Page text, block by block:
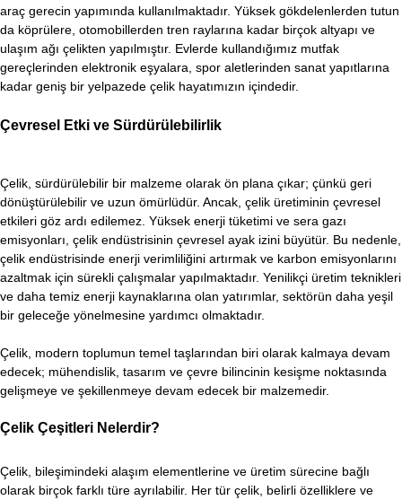
araç gerecin yapımında kullanılmaktadır. Yüksek gökdelenlerden tutun
da köprülere, otomobillerden tren raylarına kadar birçok altyapı ve
ulaşım ağı çelikten yapılmıştır. Evlerde kullandığımız mutfak
gereçlerinden elektronik eşyalara, spor aletlerinden sanat yapıtlarına
kadar geniş bir yelpazede çelik hayatımızın içindedir.
Çevresel Etki ve Sürdürülebilirlik
Çelik, sürdürülebilir bir malzeme olarak ön plana çıkar; çünkü geri
dönüştürülebilir ve uzun ömürlüdür. Ancak, çelik üretiminin çevresel
etkileri göz ardı edilemez. Yüksek enerji tüketimi ve sera gazı
emisyonları, çelik endüstrisinin çevresel ayak izini büyütür. Bu nedenle,
çelik endüstrisinde enerji verimliliğini artırmak ve karbon emisyonlarını
azaltmak için sürekli çalışmalar yapılmaktadır. Yenilikçi üretim teknikleri
ve daha temiz enerji kaynaklarına olan yatırımlar, sektörün daha yeşil
bir geleceğe yönelmesine yardımcı olmaktadır.
Çelik, modern toplumun temel taşlarından biri olarak kalmaya devam
edecek; mühendislik, tasarım ve çevre bilincinin kesişme noktasında
gelişmeye ve şekillenmeye devam edecek bir malzemedir.
Çelik Çeşitleri Nelerdir?
Çelik, bileşimindeki alaşım elementlerine ve üretim sürecine bağlı
olarak birçok farklı türe ayrılabilir. Her tür çelik, belirli özelliklere ve